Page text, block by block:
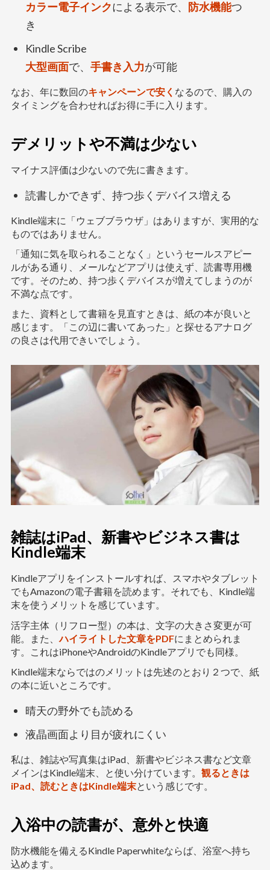
カラー電子インクによる表示で、 防水機能つ
き
Kindle Scribe
大型画面で、 手書き入力が可能
なお、年に数回のキャンペーンで安く なるので、購入の
タイミングを合わせればお得に手に入ります。
デメリットや不満は少ない
マイナス評価は少ないので先に書きます。
読書しかできず、持つ歩くデバイス増える
Kindle端末に「ウェブブラウザ」はありますが、実用的な
ものではありません。
「通知に気を取られることなく」というセールスアピー
ルがある通り、メールなどアプリは使えず、読書専用機
です。そのため、持つ歩くデバイスが増えてしまうのが
不満な点です。
また、資料として書籍を見直すときは、紙の本が良いと
感じます。「この辺に書いてあった」と探せるアナログ
の良さは代用できいでしょう。
雑誌はiPad、新書やビジネス書は
Kindle端末
Kindleアプリをインストールすれば、スマホやタブレット
でもAmazonの電子書籍を読めます。それでも、Kindle端
末を使うメリットを感じています。
活字主体（リフロー型）の本は、文字の大きさ変更が可
能。また、 ハイライトした文章をPDFにまとめられま
す。これはiPhoneやAndroidのKindleアプリでも同様。
Kindle端末ならではのメリットは先述のとおり２つで、紙
の本に近いところです。
晴天の野外でも読める
液晶画面より目が疲れにくい
私は、雑誌や写真集はiPad、新書やビジネス書など文章
メインはKindle端末、と使い分けています。 観るときは
iPad、読むときはKindle端末という感じです。
入浴中の読書が、意外と快適
防水機能を備えるKindle Paperwhiteならば、浴室へ持ち
込めます。